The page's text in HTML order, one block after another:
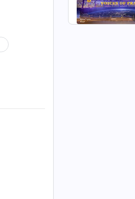
13:05
ຈະຢູ່ລ້າໆ
ດວ່າ ເນື້ອ
ຫຼາຍປີ
ມີການທົນ
ະສາມາດ
ດຄວາມ